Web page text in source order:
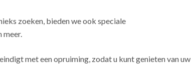
zoeken, bieden we ook speciale
meer.
met een opruiming, zodat u kunt genieten van uw